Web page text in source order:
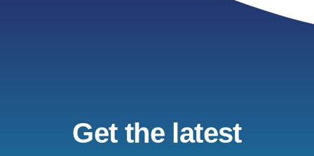
Get the latest